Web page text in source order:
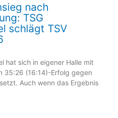
nach
TSG
schlägt TSV
hat sich in eigener Halle mit
35:26 (16:14)-Erfolg gegen
Auch wenn das Ergebnis